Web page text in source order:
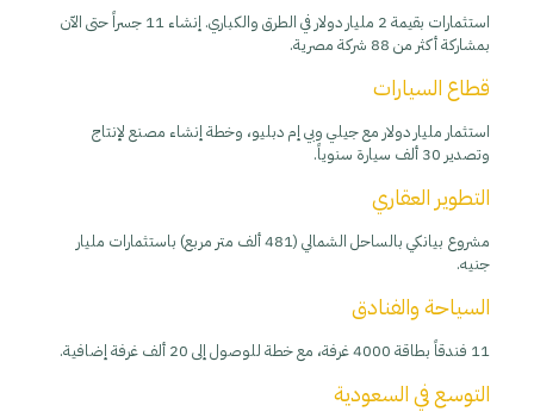
استثمارات بقيمة 2 مليار دولار في الطرق والكباري. إنشاء 11 جسراً حتى الآن
بمشاركة أكثر من 88 شركة مصرية.
قطاع السيارات
استثمار مليار دولار مع جيلي وبي إم دبليو، وخطة إنشاء مصنع لإنتاج
وتصدير 30 ألف سيارة سنوياً.
التطوير العقاري
مشروع بيانكي بالساحل الشمالي (481 ألف متر مربع) باستثمارات مليار
جنيه.
السياحة والفنادق
11 فندقاً بطاقة 4000 غرفة، مع خطة للوصول إلى 20 ألف غرفة إضافية.
التوسع في السعودية